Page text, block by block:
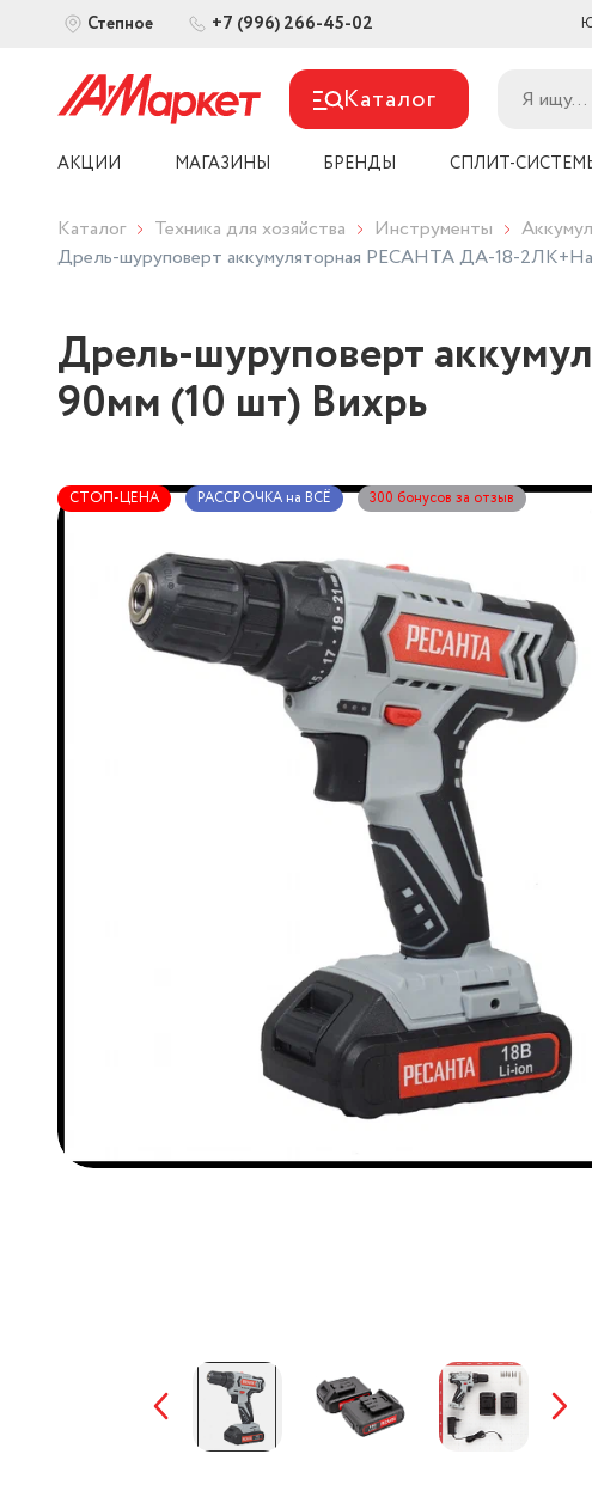
Степное +7 (996) 266-45-02
Каталог
АКЦИИ МАГАЗИНЫ БРЕНДЫ СПЛИТ-
Каталог Техника для хозяйства Инструменты
Дрель-шуруповерт аккумуляторная РЕСАНТА ДА-18-
Дрель-шуруповерт
90мм (10 шт) Вихрь
СТОП-ЦЕНА РАССРОЧКА на ВСЁ 300 бонусов за отзыв